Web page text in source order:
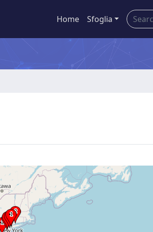
Home Sfoglia